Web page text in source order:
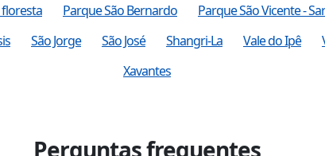
Parque São Bernardo
Parque São Vicente -
São Jorge São José Shangri-La Vale do Ipê
Xavantes
Perguntas frequentes